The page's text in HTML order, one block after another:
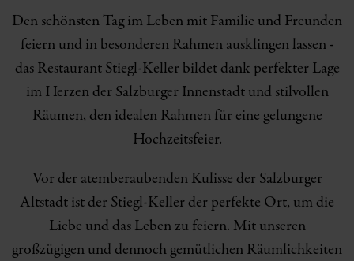
Den schönsten Tag im Leben mit Familie und Freunden
feiern und in besonderen Rahmen ausklingen lassen -
das Restaurant Stiegl-Keller bildet dank perfekter Lage
im Herzen der Salzburger Innenstadt und stilvollen
Räumen, den idealen Rahmen für eine gelungene
Hochzeitsfeier.
Vor der atemberaubenden Kulisse der Salzburger
Altstadt ist der Stiegl-Keller der perfekte Ort, um die
Liebe und das Leben zu feiern. Mit unseren
großzügigen und dennoch gemütlichen Räumlichkeiten